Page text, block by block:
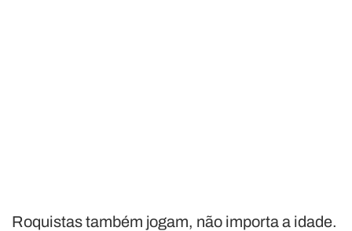
Roquistas também jogam, não importa a idade.